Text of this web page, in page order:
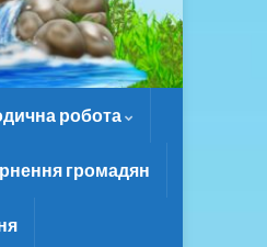
робота
громадян